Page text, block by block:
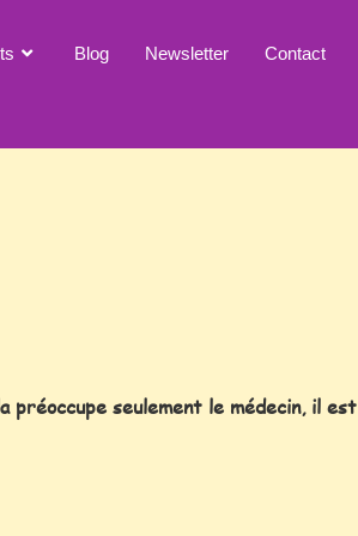
Blog Newsletter Contact
préoccupe seulement le médecin, il est